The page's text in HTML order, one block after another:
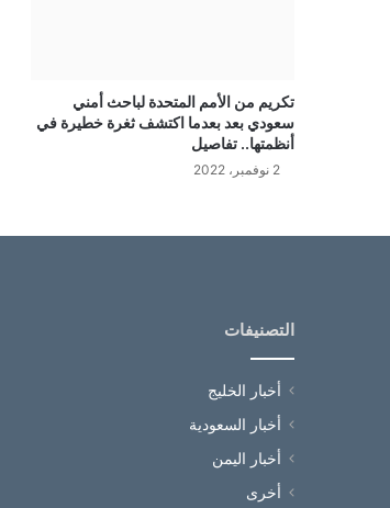
تكريم من الأمم المتحدة لباحث أمني
سعودي بعد بعدما اكتشف ثغرة خطيرة في
أنظمتها.. تفاصيل
2 نوفمبر، 2022
التصنيفات
أخبار الخليج
أخبار السعودية
أخبار اليمن
أخرى